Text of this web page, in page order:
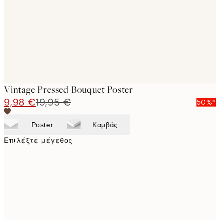
Vintage Pressed Bouquet Poster
9,98 €19,95 € 50%*
Poster Καμβάς
Επιλέξτε μέγεθος